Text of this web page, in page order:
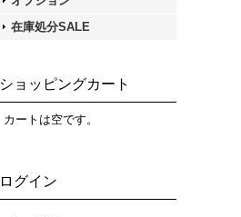
在庫処分SALE
ショッピングカート
カートは空です。
ログイン